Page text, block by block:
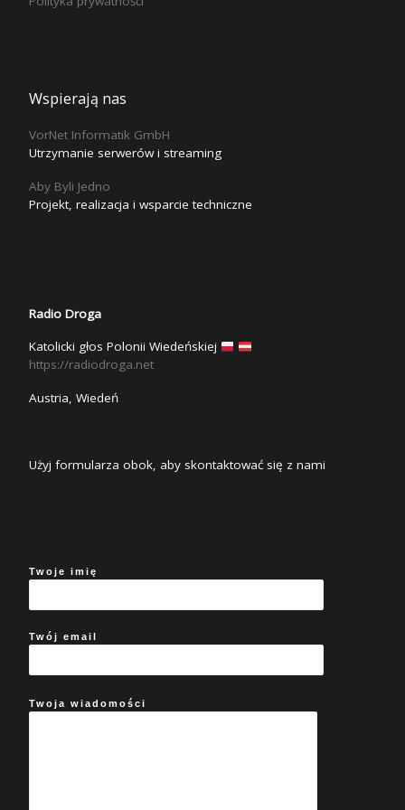
Wspierają nas
VorNet Informatik GmbH
Utrzymanie serwerów i streaming
Aby Byli Jedno
Projekt, realizacja i wsparcie techniczne
Radio Droga
Katolicki głos Polonii Wiedeńskiej
https://radiodroga.net
Austria, Wiedeń
Użyj formularza obok, aby skontaktować się z nami
Twoje imię
Twój email
Twoja wiadomości